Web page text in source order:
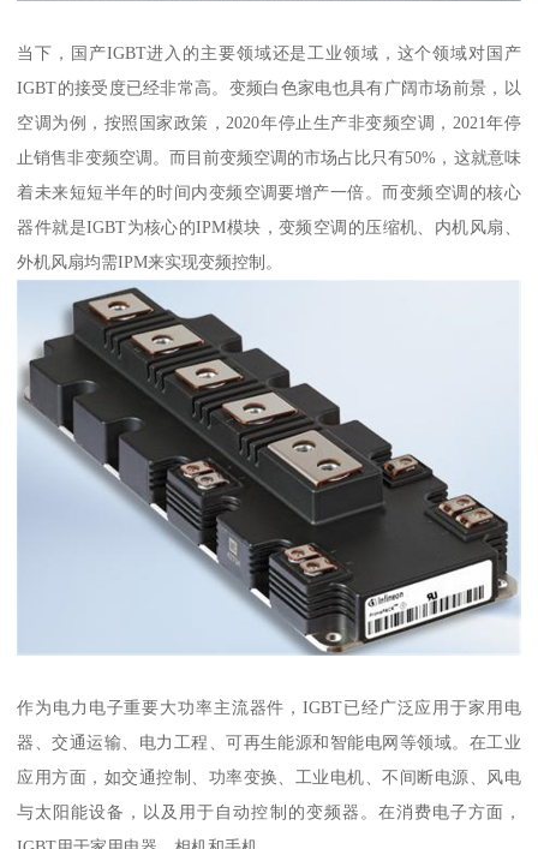
当下，国产IGBT进入的主要领域还是工业领域，这个领域对国产
IGBT的接受度已经非常高。变频白色家电也具有广阔市场前景，以
空调为例，按照国家政策，2020年停止生产非变频空调，2021年停
止销售非变频空调。而目前变频空调的市场占比只有50%，这就意味
着未来短短半年的时间内变频空调要增产一倍。而变频空调的核心
器件就是IGBT为核心的IPM模块，变频空调的压缩机、内机风扇、
外机风扇均需IPM来实现变频控制。
作为电力电子重要大功率主流器件，IGBT已经广泛应用于家用电
器、交通运输、电力工程、可再生能源和智能电网等领域。在工业
应用方面，如交通控制、功率变换、工业电机、不间断电源、风电
与太阳能设备，以及用于自动控制的变频器。在消费电子方面，